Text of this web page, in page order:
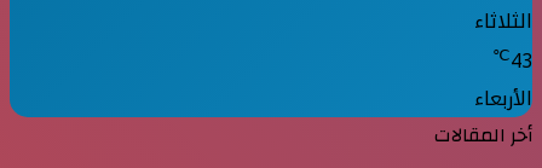
الثلاثاء
43
℃
الأربعاء
أخر المقالات